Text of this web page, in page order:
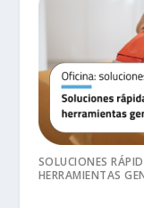
SOLUCIONES
HERRAMIENTAS